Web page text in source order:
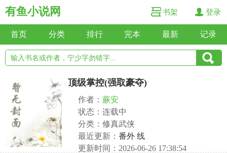
有鱼小说网 书架 登录
首页 分类 排行 完本 最新 记录
顶级掌控(强取豪夺)
作者： 蕨安
状态：连载中
分类：修真武侠
最近更新： 番外 线
更新时间：2026-06-26 17:38:54